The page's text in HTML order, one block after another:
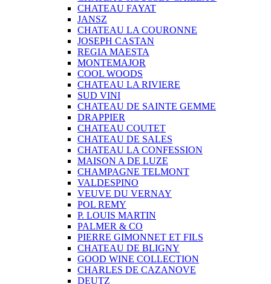
CHATEAU FAYAT
JANSZ
CHATEAU LA COURONNE
JOSEPH CASTAN
REGIA MAESTA
MONTEMAJOR
COOL WOODS
CHATEAU LA RIVIERE
SUD VINI
CHATEAU DE SAINTE GEMME
DRAPPIER
CHATEAU COUTET
CHATEAU DE SALES
CHATEAU LA CONFESSION
MAISON A DE LUZE
CHAMPAGNE TELMONT
VALDESPINO
VEUVE DU VERNAY
POL REMY
P. LOUIS MARTIN
PALMER & CO
PIERRE GIMONNET ET FILS
CHATEAU DE BLIGNY
GOOD WINE COLLECTION
CHARLES DE CAZANOVE
DEUTZ